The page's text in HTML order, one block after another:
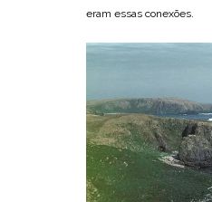
eram essas conexões.